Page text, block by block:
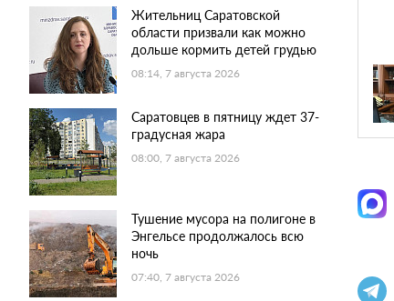
Жительниц Саратовской
области призвали как можно
дольше кормить детей грудью
08:14, 7 августа 2026
Саратовцев в пятницу ждет 37-
градусная жара
08:00, 7 августа 2026
Тушение мусора на полигоне в
Энгельсе продолжалось всю
ночь
07:40, 7 августа 2026